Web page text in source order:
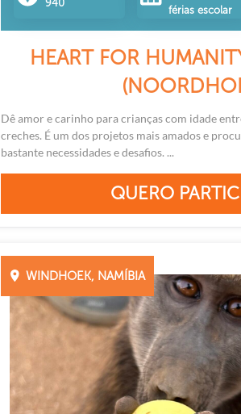
940
férias escolar
HEART FOR
Dê amor e carinho para crianças com idade
creches. É um dos projetos mais amados e
bastante necessidades e desafios. ...
QUERO
WINDHOEK, NAMÍBIA